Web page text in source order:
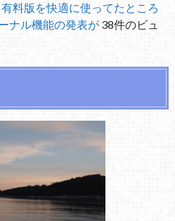
料版を快適に使ってたところ
ナル機能の発表が 38件のビュ